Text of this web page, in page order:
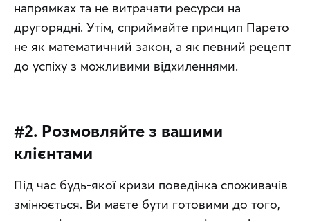
напрямках та не витрачати ресурси на
другорядні. Утім, сприймайте принцип Парето
не як математичний закон, а як певний рецепт
до успіху з можливими відхиленнями.
#2. Розмовляйте з вашими
клієнтами
Під час будь-якої кризи поведінка споживачів
змінюється. Ви маєте бути готовими до того,